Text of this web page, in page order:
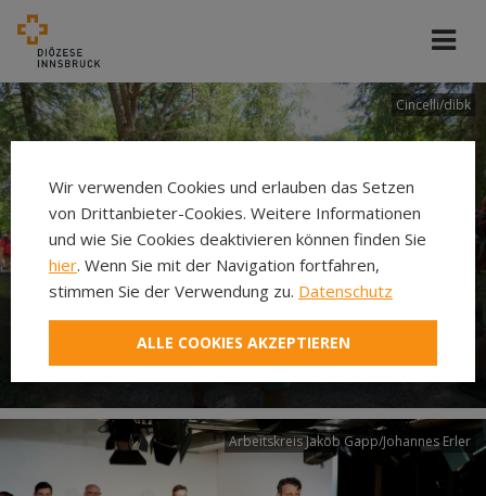
Cincelli/dibk
Neuer Pilgerweg Via
Laudato si’
Arbeitskreis Jakob Gapp/Johannes Erler
Wir verwenden Cookies und erlauben das Setzen
von Drittanbieter-Cookies. Weitere Informationen
und wie Sie Cookies deaktivieren können finden Sie
hier. Wenn Sie mit der Navigation fortfahren,
stimmen Sie der Verwendung zu. Datenschutz
ALLE COOKIES AKZEPTIEREN